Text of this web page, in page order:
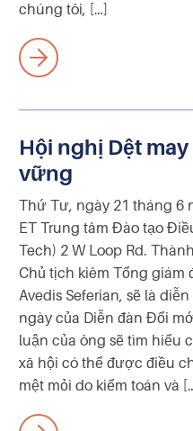
chúng tôi, […]
Hội nghị Dệt
vững
Thứ Tư, ngày 21 tháng 6
ET Trung tâm Đào tạo
Tech) 2 W Loop Rd.
Chủ tịch kiêm Tổng giám
Avedis Seferian, sẽ là
ngày của Diễn đàn Đổi
luận của ông sẽ tìm hiểu
xã hội có thể được điều
mệt mỏi do kiểm toán và